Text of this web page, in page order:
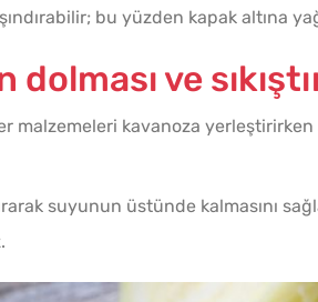
bu yüzden kapak altına
ve
malzemeleri kavanoza
suyunun üstünde kalmasını